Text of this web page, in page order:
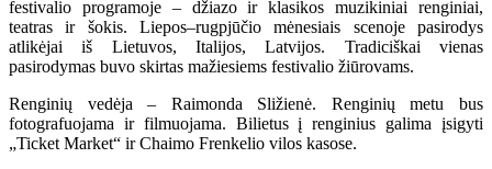
festivalio programoje – džiazo ir klasikos muzikiniai renginiai,
teatras ir šokis. Liepos–rugpjūčio mėnesiais scenoje pasirodys
atlikėjai iš Lietuvos, Italijos, Latvijos. Tradiciškai vienas
pasirodymas buvo skirtas mažiesiems festivalio žiūrovams.
Renginių vedėja – Raimonda Sližienė. Renginių metu bus
fotografuojama ir filmuojama. Bilietus į renginius galima įsigyti
„Ticket Market“ ir Chaimo Frenkelio vilos kasose.